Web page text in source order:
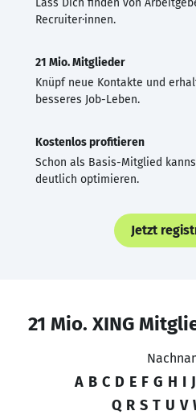
Recruiter·innen.
21 Mio. Mitglieder
Knüpf neue Kontakte und
besseres Job-Leben.
Kostenlos profitieren
Schon als Basis-Mitglied
deutlich optimieren.
Jetzt
21 Mio. XING
A B C D E F G H I J
Q R S T U V